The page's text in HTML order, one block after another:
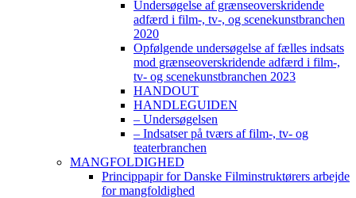
Undersøgelse af grænseoverskridende
adfærd i film-, tv-, og scenekunstbranchen
2020
Opfølgende undersøgelse af fælles indsats
mod grænseoverskridende adfærd i film-,
tv- og scenekunstbranchen 2023
HANDOUT
HANDLEGUIDEN
– Undersøgelsen
– Indsatser på tværs af film-, tv- og
teaterbranchen
MANGFOLDIGHED
Princippapir for Danske Filminstruktørers arbejde
for mangfoldighed